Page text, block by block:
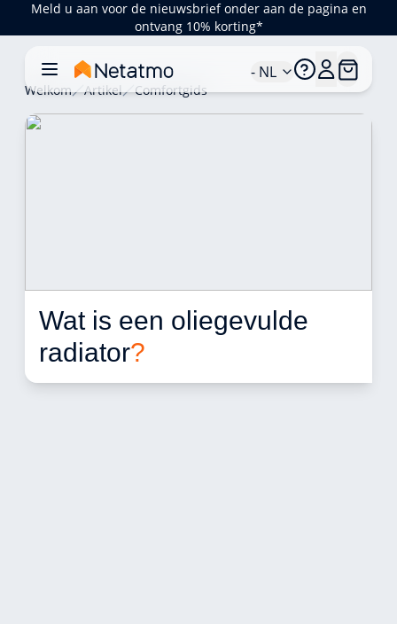
Meld u aan voor de nieuwsbrief onder aan de pagina en
ontvang 10% korting*
- NL
Welkom Artikel Comfortgids
Wat is een oliegevulde
radiator?